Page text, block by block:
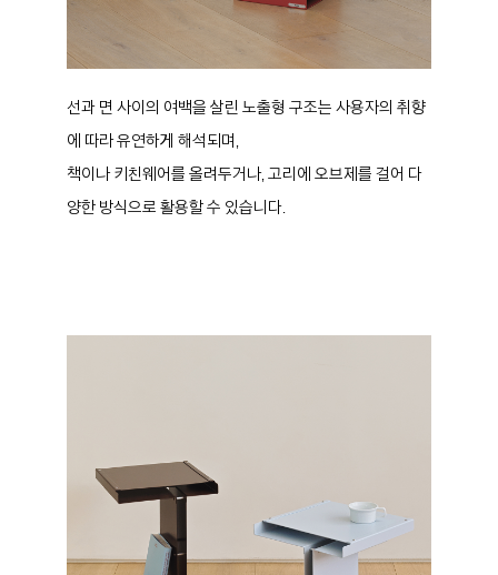
선과 면 사이의 여백을 살린 노출형 구조는 사용자의 취향
에 따라 유연하게 해석되며,
책이나 키친웨어를 올려두거나, 고리에 오브제를 걸어 다
양한 방식으로 활용할 수 있습니다.